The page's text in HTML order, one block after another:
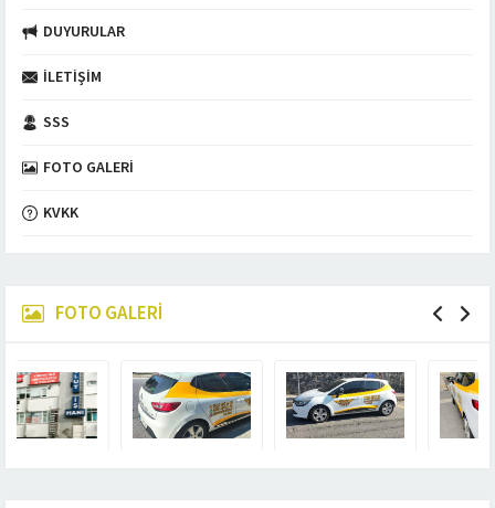
DUYURULAR
İLETIŞIM
SSS
FOTO GALERI
KVKK
FOTO GALERİ